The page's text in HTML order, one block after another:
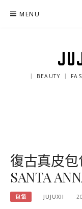
MENU
｜ BEAUTY ｜
復古真皮包
SANTA
包袋 JUJUXII